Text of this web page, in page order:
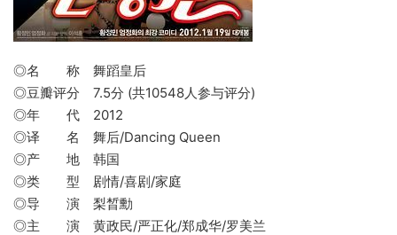
◎名 称 舞蹈皇后
◎豆瓣评分 7.5分 (共10548人参与评分)
◎年 代 2012
◎译 名 舞后/Dancing Queen
◎产 地 韩国
◎类 型 剧情/喜剧/家庭
◎导 演 梨晳勳
◎主 演 黄政民/严正化/郑成华/罗美兰